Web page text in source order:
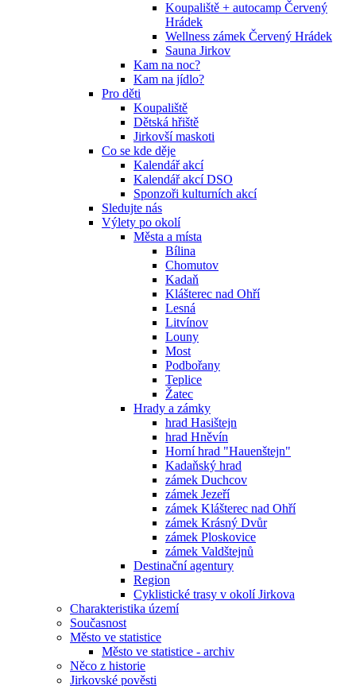
Koupaliště + autocamp Červený
Hrádek
Wellness zámek Červený Hrádek
Sauna Jirkov
Kam na noc?
Kam na jídlo?
Pro děti
Koupaliště
Dětská hřiště
Jirkovší maskoti
Co se kde děje
Kalendář akcí
Kalendář akcí DSO
Sponzoři kulturních akcí
Sledujte nás
Výlety po okolí
Města a místa
Bílina
Chomutov
Kadaň
Klášterec nad Ohří
Lesná
Litvínov
Louny
Most
Podbořany
Teplice
Žatec
Hrady a zámky
hrad Hasištejn
hrad Hněvín
Horní hrad "Hauenštejn"
Kadaňský hrad
zámek Duchcov
zámek Jezeří
zámek Klášterec nad Ohří
zámek Krásný Dvůr
zámek Ploskovice
zámek Valdštejnů
Destinační agentury
Region
Cyklistické trasy v okolí Jirkova
Charakteristika území
Současnost
Město ve statistice
Město ve statistice - archiv
Něco z historie
Jirkovské pověsti